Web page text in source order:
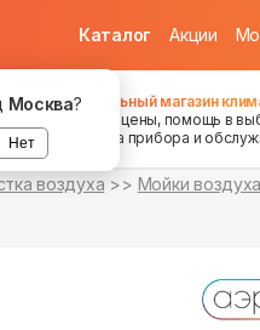
Москва?
Нет
Каталог Акции
Федеральный магазин
хорошие цены, помощь в
установка прибора и
воздуха Мойки воздуха